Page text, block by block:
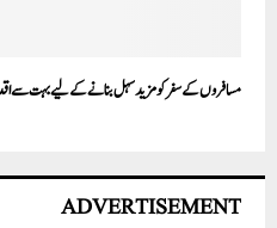
مسافروں کے سفر کو مزید سہل بنانے کے لیے بہت سے
ADVERTISEMENT